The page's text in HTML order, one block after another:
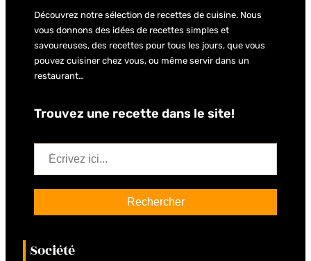
Découvrez notre sélection de recettes de cuisine. Nous
vous donnons des idées de recettes simples et
savoureuses, des recettes pour tous les jours, que vous
pouvez cuisiner chez vous, ou même servir dans un
restaurant…
Trouvez une recette dans le site!
e
r
Rechercher
Société